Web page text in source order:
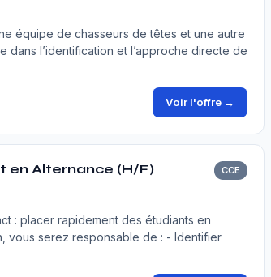
équipe de chasseurs de têtes et une autre
l’identification et l’approche directe de
Voir l'offre →
en Alternance (H/F) CCE
: placer rapidement des étudiants en
vous serez responsable de : - Identifier